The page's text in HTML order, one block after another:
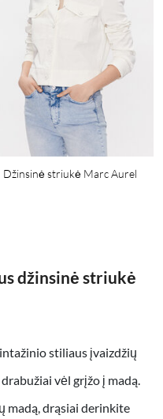
Džinsinė striukė Marc Aurel
džinsinė striukė
stiliaus įvaizdžių
vėl grįžo į madą.
madą, drąsiai derinkite